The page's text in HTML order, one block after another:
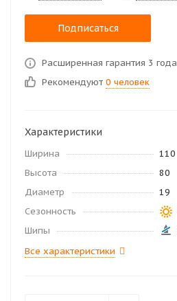
Подписаться
Расширенная гарантия 3 года
Рекомендуют 0 человек
Характеристики
Ширина
110
Высота
80
Диаметр
19
Сезонность
Шипы
Все характеристики